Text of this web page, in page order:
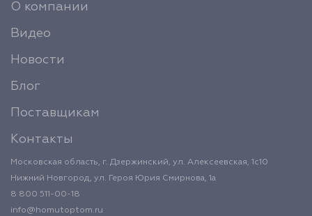
О компании
Видео
Новости
Блог
Поставщикам
Контакты
Московская область, г. Дзержинский, ул. Алексеевская, 1с10
Нижний Новгород, ул. Героя Юрия Смирнова, 1а
8 800 511-00-18
info@homutoptom.ru